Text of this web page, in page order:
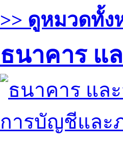
>> ดูหมวดทั้ง
ธนาคาร แ
การบัญชีและ